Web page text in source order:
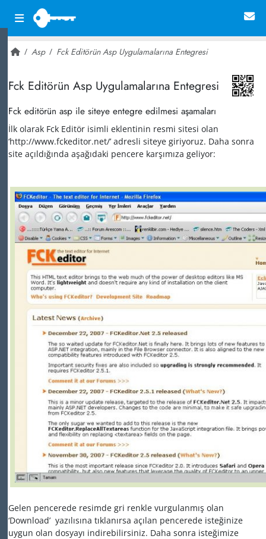
Asp Fck Editörün Asp Uygulamalarına Entegresi
Fck Editörün Asp Uygulamalarına Entegresi
Fck editörün asp ile siteye entegre edilmesi aşamaları
İlk olarak Fck Editör isimli eklentinin resmi sitesi olan
‘http://www.fckeditor.net/’ adresli siteye giriyoruz. Daha sonra
site açıldığında aşağıdaki pencere karşımıza geliyor:
Gelen pencerede resimde gri renkle vurgulanmış olan
‘Download’ yazılısına tıklanırsa açılan pencerede isteğinize
uygun olan dosyayı indirebilirsiniz. Daha sonra isteğimize